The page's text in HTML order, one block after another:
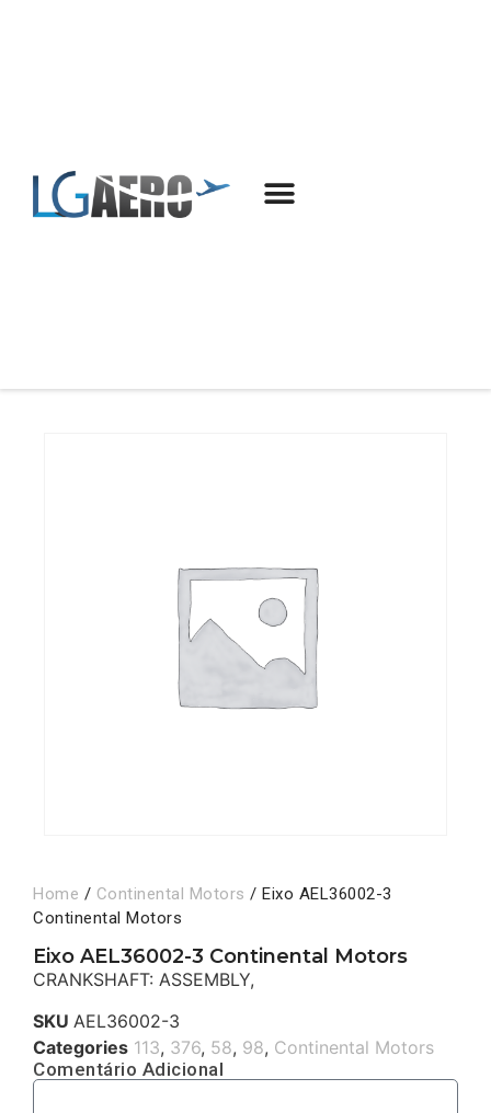
Home / Continental Motors / Eixo AEL36002-3
Continental Motors
Eixo AEL36002-3 Continental Motors
CRANKSHAFT: ASSEMBLY,
SKU AEL36002-3
Categories 113, 376, 58, 98, Continental Motors
Comentário Adicional